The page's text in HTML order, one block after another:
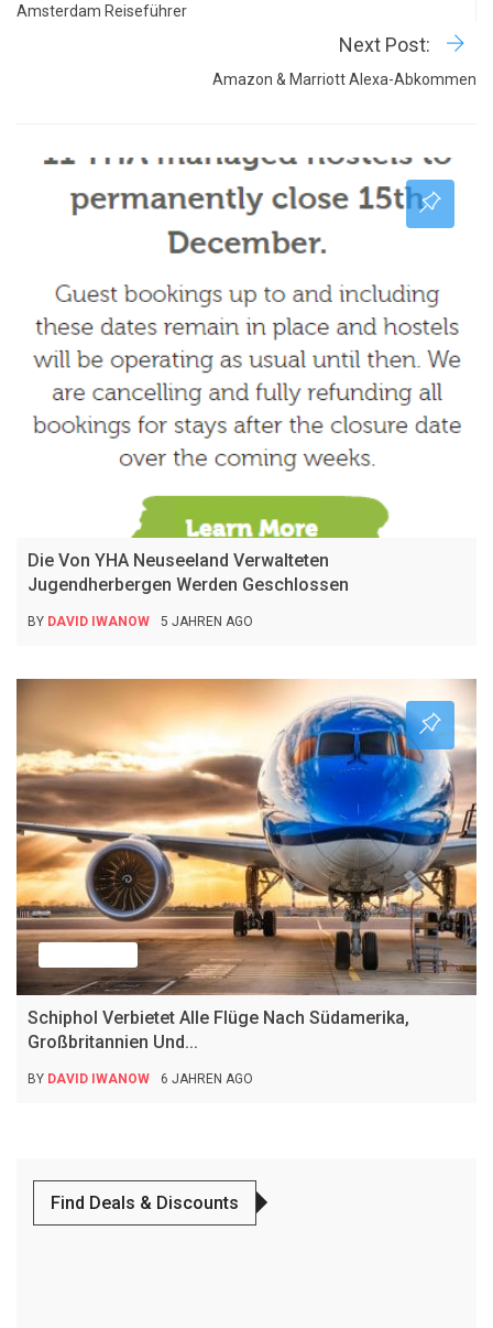
Amsterdam Reiseführer
Next Post:
Amazon & Marriott Alexa-Abkommen
Die Von YHA Neuseeland Verwalteten
Jugendherbergen Werden Geschlossen
BY DAVID IWANOW 5 JAHREN AGO
Schiphol Verbietet Alle Flüge Nach Südamerika,
Großbritannien Und...
BY DAVID IWANOW 6 JAHREN AGO
Find Deals & Discounts